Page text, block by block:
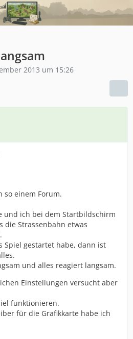
2013 um 15:26
so einem Forum.
und ich bei dem Startbildschirm
die Strassenbahn etwas
Spiel gestartet habe, dann ist
und alles reagiert langsam.
Einstellungen versucht aber
funktionieren.
für die Grafikkarte habe ich